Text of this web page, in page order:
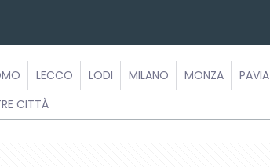
LECCO LODI MILANO MONZA PAVIA
CITTÀ